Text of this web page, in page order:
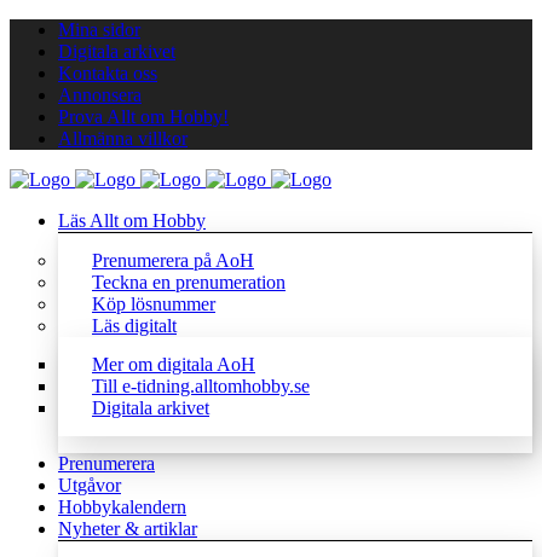
Mina sidor
Digitala arkivet
Kontakta oss
Annonsera
Prova Allt om Hobby!
Allmänna villkor
Läs Allt om Hobby
Prenumerera på AoH
Teckna en prenumeration
Köp lösnummer
Läs digitalt
Mer om digitala AoH
Till e-tidning.alltomhobby.se
Digitala arkivet
Prenumerera
Utgåvor
Hobbykalendern
Nyheter & artiklar